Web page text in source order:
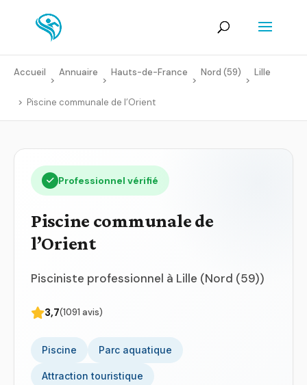
Accueil
>
Annuaire
>
Hauts-de-France
>
Nord (59)
>
Lille
> Piscine communale de l’Orient
Professionnel vérifié
Piscine communale de
l’Orient
Pisciniste professionnel à Lille (Nord (59))
3,7(1091 avis)
Piscine Parc aquatique
Attraction touristique